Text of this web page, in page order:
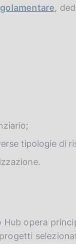
,
tipologie di
opera